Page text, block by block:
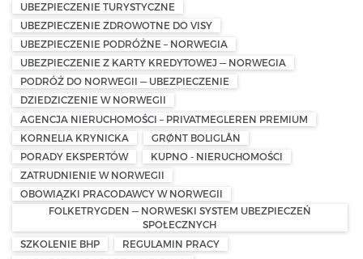
UBEZPIECZENIE TURYSTYCZNE
UBEZPIECZENIE ZDROWOTNE DO VISY
UBEZPIECZENIE PODRÓŻNE – NORWEGIA
UBEZPIECZENIE Z KARTY KREDYTOWEJ — NORWEGIA
PODRÓŻ DO NORWEGII — UBEZPIECZENIE
DZIEDZICZENIE W NORWEGII
AGENCJA NIERUCHOMOŚCI – PRIVATMEGLEREN PREMIUM
KORNELIA KRYNICKA
GRØNT BOLIGLÅN
PORADY EKSPERTÓW
KUPNO - NIERUCHOMOŚCI
ZATRUDNIENIE W NORWEGII
OBOWIĄZKI PRACODAWCY W NORWEGII
FOLKETRYGDEN — NORWESKI SYSTEM UBEZPIECZEŃ
SPOŁECZNYCH
SZKOLENIE BHP
REGULAMIN PRACY